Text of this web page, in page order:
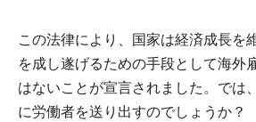
この法律により、国家は経済成長を
を成し遂げるための手段として海外
はないことが宣言されました。では
に労働者を送り出すのでしょうか？